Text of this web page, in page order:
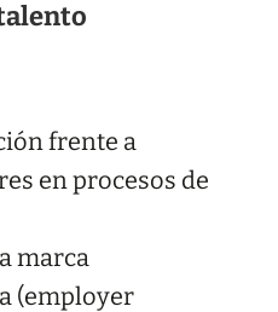
frente a
en procesos de
marca
(employer